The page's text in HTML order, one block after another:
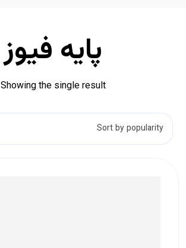
پایه فیوز
Showing the single result